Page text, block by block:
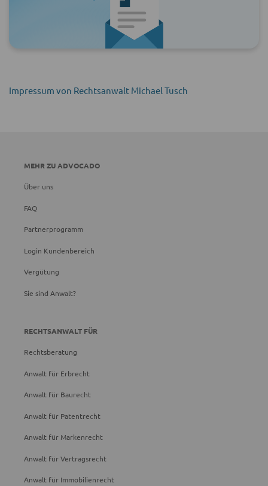
Impressum von Rechtsanwalt Michael Tusch
MEHR ZU ADVOCADO
Über uns
FAQ
Partnerprogramm
Login Kundenbereich
Vergütung
Sie sind Anwalt?
RECHTSANWALT FÜR
Rechtsberatung
Anwalt für Erbrecht
Anwalt für Baurecht
Anwalt für Patentrecht
Anwalt für Markenrecht
Anwalt für Vertragsrecht
Anwalt für Immobilienrecht